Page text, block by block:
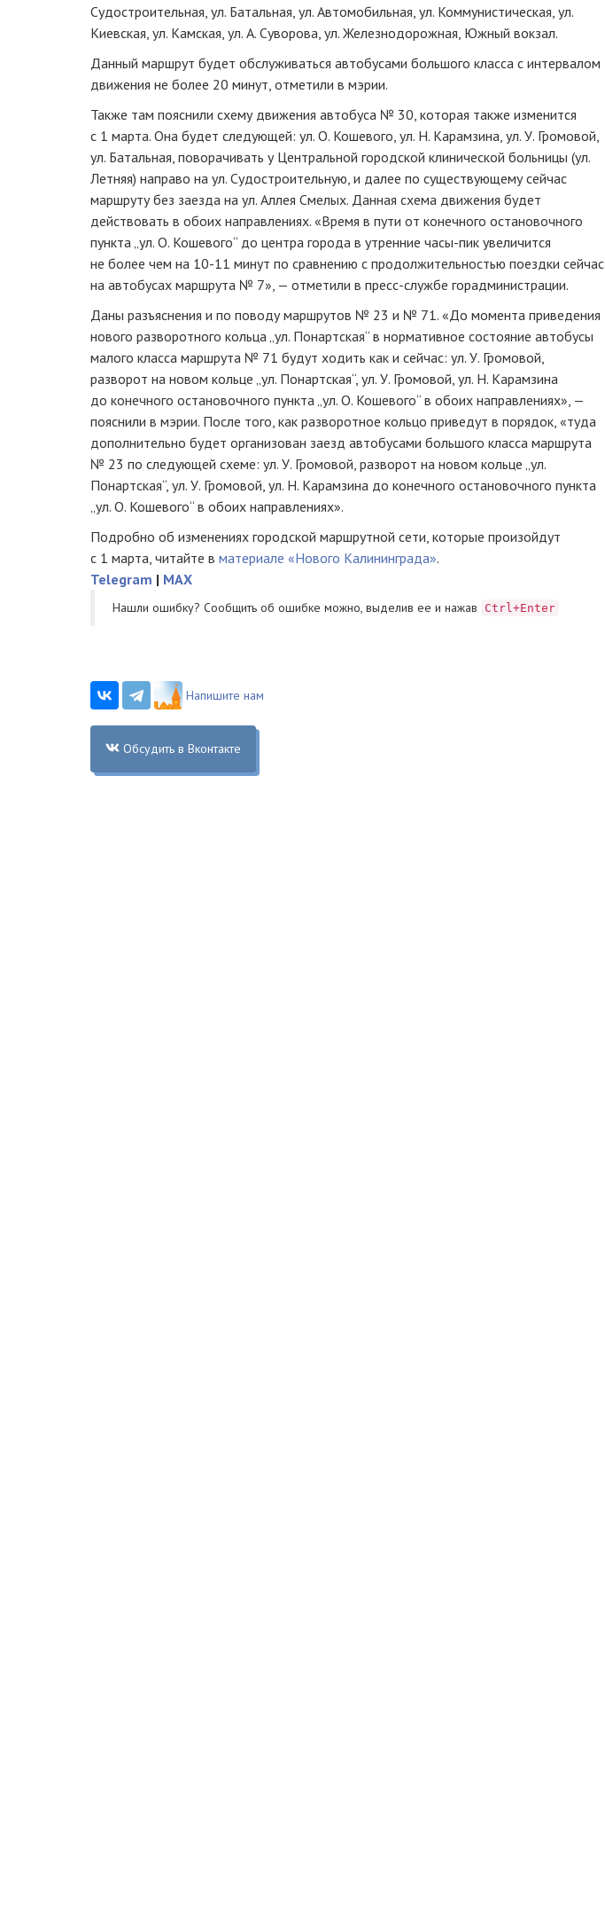
Судостроительная, ул. Батальная, ул. Автомобильная, ул. Коммунистическая, ул.
Киевская, ул. Камская, ул. А. Суворова, ул. Железнодорожная, Южный вокзал.
Данный маршрут будет обслуживаться автобусами большого класса с интервалом
движения не более 20 минут, отметили в мэрии.
Также там пояснили схему движения автобуса № 30, которая также изменится
с 1 марта. Она будет следующей: ул. О. Кошевого, ул. Н. Карамзина, ул. У. Громовой,
ул. Батальная, поворачивать у Центральной городской клинической больницы (ул.
Летняя) направо на ул. Судостроительную, и далее по существующему сейчас
маршруту без заезда на ул. Аллея Смелых. Данная схема движения будет
действовать в обоих направлениях. «Время в пути от конечного остановочного
пункта „ул. О. Кошевого“ до центра города в утренние часы-пик увеличится
не более чем на 10-11 минут по сравнению с продолжительностью поездки сейчас
на автобусах маршрута № 7», — отметили в пресс-службе горадминистрации.
Даны разъяснения и по поводу маршрутов № 23 и № 71. «До момента приведения
нового разворотного кольца „ул. Понартская“ в нормативное состояние автобусы
малого класса маршрута № 71 будут ходить как и сейчас: ул. У. Громовой,
разворот на новом кольце „ул. Понартская“, ул. У. Громовой, ул. Н. Карамзина
до конечного остановочного пункта „ул. О. Кошевого“ в обоих направлениях», —
пояснили в мэрии. После того, как разворотное кольцо приведут в порядок, «туда
дополнительно будет организован заезд автобусами большого класса маршрута
№ 23 по следующей схеме: ул. У. Громовой, разворот на новом кольце „ул.
Понартская“, ул. У. Громовой, ул. Н. Карамзина до конечного остановочного пункта
„ул. О. Кошевого“ в обоих направлениях».
Подробно об изменениях городской маршрутной сети, которые произойдут
с 1 марта, читайте в материале «Нового Калининграда».
Telegram | MAX
Нашли ошибку? Cообщить об ошибке можно, выделив ее и нажав Ctrl+Enter
Напишите нам
Обсудить в Вконтакте